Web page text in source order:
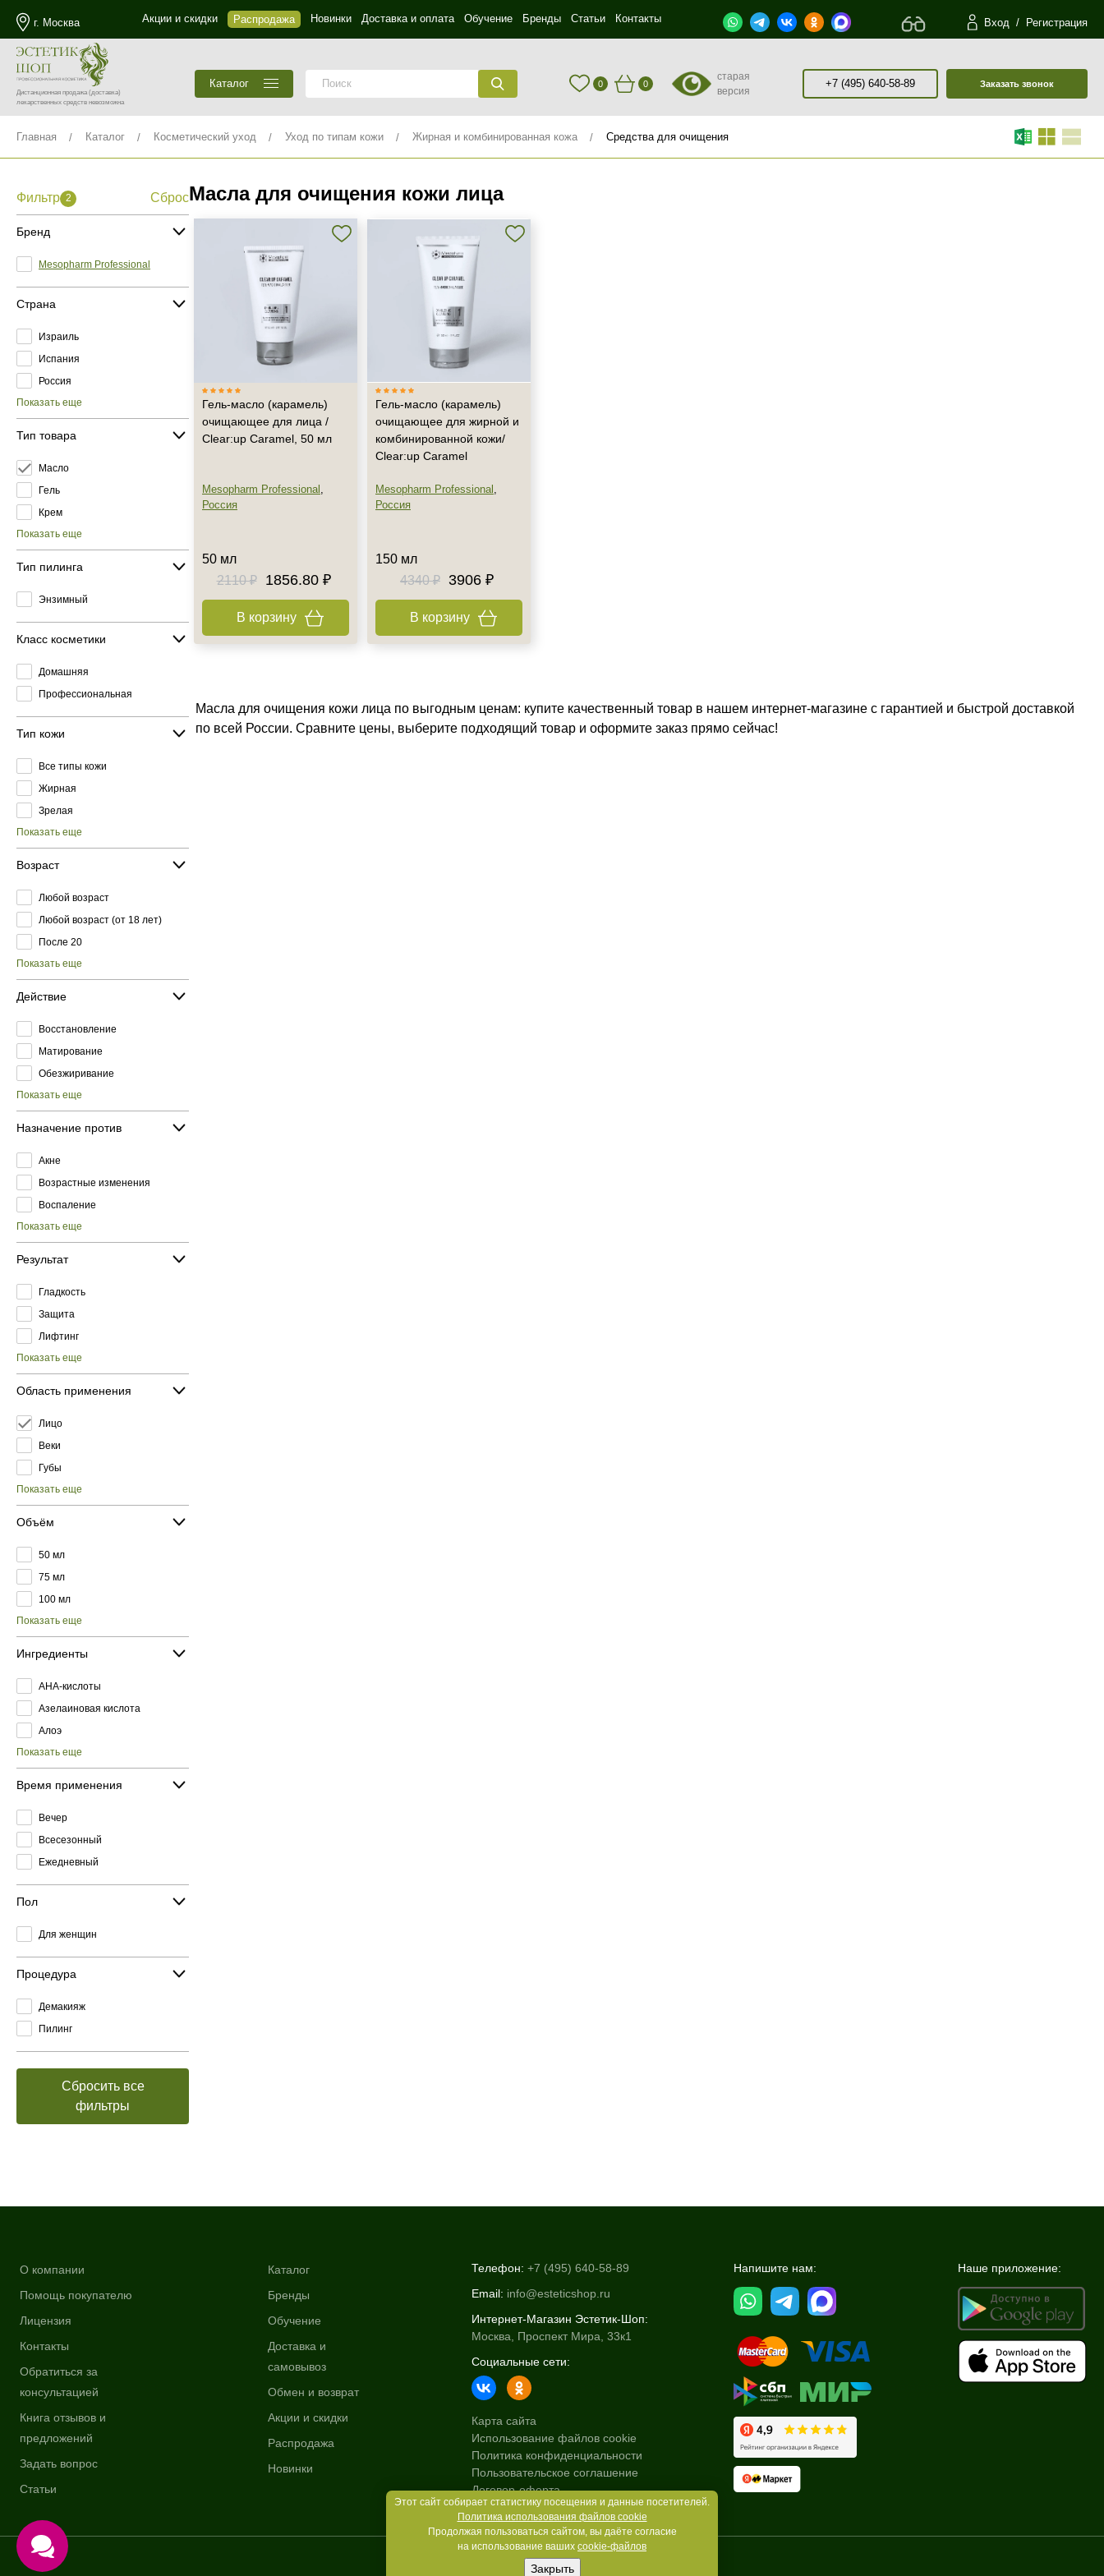
г. Москва Акции и скидки Распродажа Новинки Доставка и оплата Обучение Бренды Статьи Контакты Вход / Регистрация
Дистанционная продажа(доставка)
лекарственных средств невозможна
Каталог 0 0
старая
версия
+7 (495) 640-58-89 Заказать звонок
Главная Каталог Косметический уход Уход по типам кожи Жирная и комбинированная кожа Средства для очищения
Фильтр 2 Сброс
Бренд
Mesopharm Professional
Страна
Израиль
Испания
Россия
Показать еще
Тип товара
Масло
Гель
Крем
Показать еще
Тип пилинга
Энзимный
Класс косметики
Домашняя
Профессиональная
Тип кожи
Все типы кожи
Жирная
Зрелая
Показать еще
Возраст
Любой возраст
Любой возраст (от 18 лет)
После 20
Показать еще
Действие
Восстановление
Матирование
Обезжиривание
Показать еще
Назначение против
Акне
Возрастные изменения
Воспаление
Показать еще
Результат
Гладкость
Защита
Лифтинг
Показать еще
Область применения
Лицо
Веки
Губы
Показать еще
Объём
50 мл
75 мл
100 мл
Показать еще
Ингредиенты
AHA-кислоты
Азелаиновая кислота
Алоэ
Показать еще
Время применения
Вечер
Всесезонный
Ежедневный
Пол
Для женщин
Процедура
Демакияж
Пилинг
Сбросить все
фильтры
Масла для очищения кожи лица
Гель-масло (карамель)
очищающее для лица /
Clear:up Caramel, 50 мл
Mesopharm Professional ,
Россия
50 мл
2110 ₽
1856.80 ₽
В корзину
Гель-масло (карамель)
очищающее для жирной и
комбинированной кожи/
Clear:up Caramel
Mesopharm Professional ,
Россия
150 мл
4340 ₽
3906 ₽
В корзину
Масла для очищения кожи лица по выгодным ценам: купите качественный товар в нашем интернет-магазине с гарантией и быстрой доставкой
по всей России. Сравните цены, выберите подходящий товар и оформите заказ прямо сейчас!
О компании
Помощь покупателю
Лицензия
Контакты
Обратиться за
консультацией
Книга отзывов и
предложений
Задать вопрос
Статьи
Каталог
Бренды
Обучение
Доставка и
самовывоз
Обмен и возврат
Акции и скидки
Распродажа
Новинки
Телефон: +7 (495) 640-58-89
Email: info@esteticshop.ru
Интернет-Магазин Эстетик-Шоп:
Москва, Проспект Мира, 33к1
Социальные сети:
Карта сайта
Использование файлов cookie
Политика конфиденциальности
Пользовательское соглашение
Договор-оферта
Напишите нам: Наше приложение:
Этот сайт собирает статистику посещения и данные посетителей.
Политика использования файлов cookie
Продолжая пользоваться сайтом, вы даёте согласие
на использование ваших cookie-файлов
Закрыть